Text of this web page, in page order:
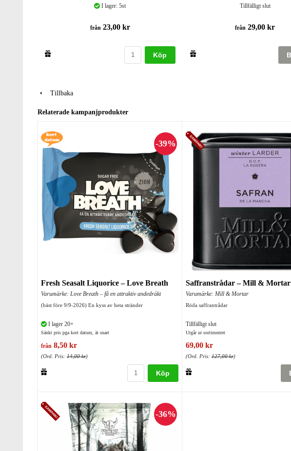
I lager: 5st
från 23,00 kr
Köp
Tillfälligt slut
från 29,00 kr
Tillbaka
Relaterade kampanjprodukter
Fresh Seasalt Liquorice – Love Breath
Varumärke: Love Breath – få en attraktiv andedräkt
(bäst före 9/9-2026) En kyss av heta stränder
I lager 20+
Sänkt pris pga kort datum, ät snart
från 8,50 kr
(Ord. Pris: 14,00 kr)
Köp
Saffranstrådar – Mill & Mortar
Varumärke: Mill & Mortar
Röda saffrantrådar
Tillfälligt slut
Utgår ur sortimentet
69,00 kr
(Ord. Pris:127,00 kr)